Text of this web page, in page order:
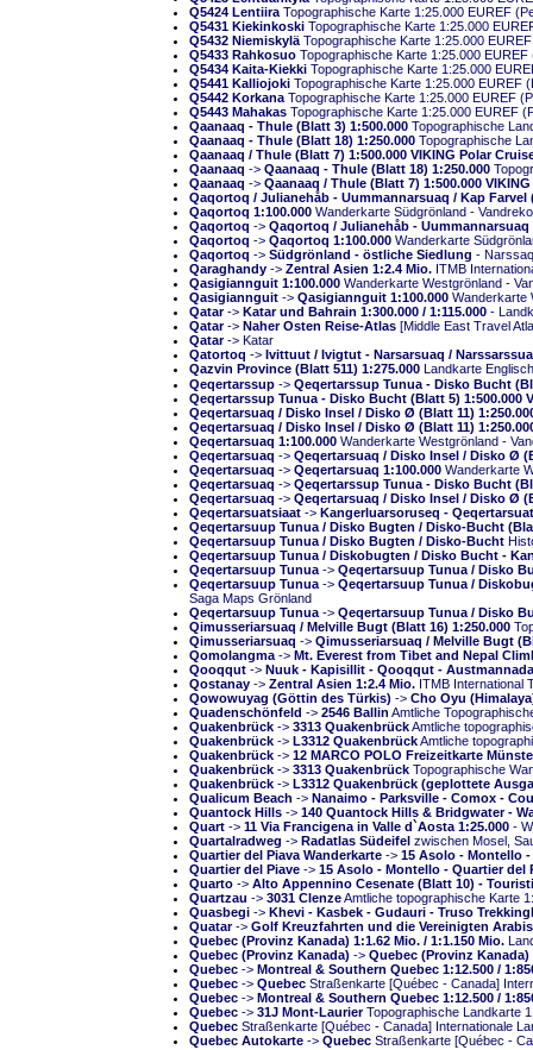
Q5424 LentiiraTopographische Karte 1:25.000 EUREF
Q5431 KiekinkoskiTopographische Karte 1:25.000
Q5432 NiemiskyläTopographische Karte 1:25.000
Q5433 RahkosuoTopographische Karte 1:25.000
Q5434 Kaita-KiekkiTopographische Karte 1:25.000
Q5441 KalliojokiTopographische Karte 1:25.000 EUREF
Q5442 KorkanaTopographische Karte 1:25.000 EUREF
Q5443 MahakasTopographische Karte 1:25.000 EUREF
Qaanaaq - Thule (Blatt 3) 1:500.000Topographische
Qaanaaq - Thule (Blatt 18) 1:250.000Topographische
Qaanaaq / Thule (Blatt 7) 1:500.000 VIKING Polar
Qaanaaq -> Qaanaaq - Thule (Blatt 18) 1:250.000
Qaanaaq -> Qaanaaq / Thule (Blatt 7) 1:500.000
Qaqortoq / Julianehåb - Uummannarsuaq / Kap Farvel
Qaqortoq 1:100.000Wanderkarte Südgrönland -
Qaqortoq -> Qaqortoq / Julianehåb - Uummannarsuaq
Qaqortoq -> Qaqortoq 1:100.000Wanderkarte
Qaqortoq -> Südgrönland - östliche Siedlung -
Qaraghandy-> Zentral Asien 1:2.4 Mio.ITMB
Qasigiannguit 1:100.000Wanderkarte Westgrönland -
Qasigiannguit-> Qasigiannguit 1:100.000Wanderkarte
Qatar-> Katar und Bahrain 1:300.000 / 1:115.000-
Qatar-> Naher Osten Reise-Atlas[Middle East Travel
Qatar-> Katar
Qatortoq -> Ivittuut / Ivigtut - Narsarsuaq /
Qazvin Province (Blatt 511) 1:275.000
Qeqertarssup-> Qeqertarssup Tunua - Disko Bucht
Qeqertarssup Tunua - Disko Bucht (Blatt 5) 1:500.000
Qeqertarsuaq / Disko Insel / Disko Ø (Blatt 11)
Qeqertarsuaq / Disko Insel / Disko Ø (Blatt 11)
Qeqertarsuaq 1:100.000Wanderkarte Westgrönland -
Qeqertarsuaq -> Qeqertarsuaq / Disko Insel / Disko Ø
Qeqertarsuaq -> Qeqertarsuaq 1:100.000Wanderkarte
Qeqertarsuaq -> Qeqertarssup Tunua - Disko Bucht
Qeqertarsuaq -> Qeqertarsuaq / Disko Insel / Disko Ø
Qeqertarsuatsiaat-> Kangerluarsoruseq -
Qeqertarsuup Tunua / Disko Bugten / Disko-Bucht
Qeqertarsuup Tunua / Disko Bugten / Disko-Bucht
Qeqertarsuup Tunua / Diskobugten / Disko Bucht -
Qeqertarsuup Tunua-> Qeqertarsuup Tunua / Disko
Qeqertarsuup Tunua-> Qeqertarsuup Tunua /
Saga Maps Grönland
Qeqertarsuup Tunua-> Qeqertarsuup Tunua / Disko
Qimusseriarsuaq / Melville Bugt (Blatt 16) 1:250.000
Qimusseriarsuaq -> Qimusseriarsuaq / Melville Bugt
Qomolangma-> Mt. Everest from Tibet and Nepal
Qooqqut-> Nuuk - Kapisillit - Qooqqut -
Qostanay-> Zentral Asien 1:2.4 Mio.ITMB International
Qowowuyag (Göttin des Türkis) -> Cho Oyu
Quadenschönfeld -> 2546 Ballin Amtliche
Quakenbrück-> 3313 QuakenbrückAmtliche
Quakenbrück-> L3312 QuakenbrückAmtliche
Quakenbrück-> 12 MARCO POLO Freizeitkarte
Quakenbrück-> 3313 QuakenbrückTopographische
Quakenbrück-> L3312 Quakenbrück (geplottete
Qualicum Beach -> Nanaimo - Parksville - Comox -
Quantock Hills-> 140 Quantock Hills & Bridgwater -
Quart-> 11 Via Francigena in Valle d`Aosta 1:25.000-
Quartalradweg -> Radatlas Südeifel zwischen Mosel,
Quartier del Piava Wanderkarte-> 15 Asolo - Montello -
Quartier del Piave-> 15 Asolo - Montello - Quartier del
Quarto-> Alto Appennino Cesenate (Blatt 10) -
Quartzau -> 3031 ClenzeAmtliche topographische Karte
Quasbegi-> Khevi - Kasbek - Gudauri - Truso
Quatar-> Golf Kreuzfahrten und die Vereinigten
Quebec (Provinz Kanada) 1:1.62 Mio. / 1:1.150 Mio.
Quebec (Provinz Kanada) -> Quebec (Provinz Kanada)
Quebec-> Montreal & Southern Quebec 1:12.500 /
Quebec-> QuebecStraßenkarte [Québec - Canada]
Quebec-> Montreal & Southern Quebec 1:12.500 /
Quebec-> 31J Mont-LaurierTopographische Landkarte
QuebecStraßenkarte [Québec - Canada] Internationale
Quebec Autokarte-> QuebecStraßenkarte [Québec -